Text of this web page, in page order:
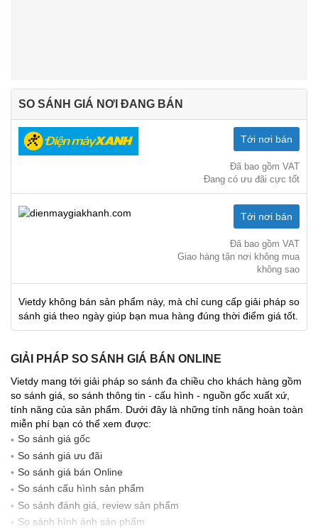
SO SÁNH GIÁ NƠI ĐANG BÁN
Tới nơi bán
Đã bao gồm VAT
Đang có ưu đãi cực tốt
Tới nơi bán
Đã bao gồm VAT
Giao hàng tận nơi không mua
không sao
Vietdy không bán sản phẩm này, mà chỉ cung cấp giải pháp so
sánh giá theo ngày giúp bạn mua hàng đúng thời điểm giá tốt.
GIẢI PHÁP SO SÁNH GIÁ BÁN ONLINE
Vietdy mang tới giải pháp so sánh đa chiều cho khách hàng gồm
so sánh giá, so sánh thông tin - cấu hình - nguồn gốc xuất xứ,
tính năng của sản phẩm. Dưới đây là những tính năng hoàn toàn
miễn phí bạn có thể xem được:
So sánh giá gốc
So sánh giá ưu đãi
So sánh giá bán Online
So sánh cấu hình sản phẩm
So sánh đánh giá, review sản phẩm
So sảnh hình ảnh sản phẩm